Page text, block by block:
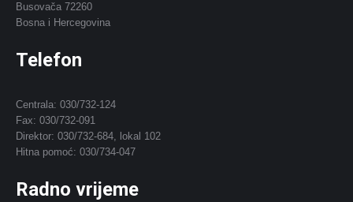
Busovača 72260
Bosna i Hercegovina
Telefon
Centrala: 030/732-124
Fax: 030/732-091
Direktor: 030/732-684, lokal 102
Hitna pomoć: 030/734-047
Radno vrijeme